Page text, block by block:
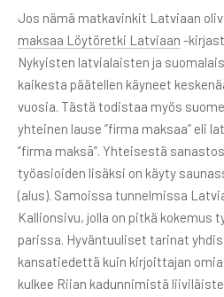
Jos nämä matkavinkit Latviaan
maksaa Löytöretki Latviaan -
Nykyisten latvialaisten ja
kaikesta päätellen käyneet
vuosia. Tästä todistaa myös
yhteinen lause ”firma maksaa” eli
”firma maksā”. Yhteisestä
työasioiden lisäksi on käyty
(alus). Samoissa tunnelmissa
Kallionsivu, jolla on pitkä kokemus
parissa. Hyväntuuliset tarinat
kansatiedettä kuin kirjoittajan
kulkee Riian kadunnimistä